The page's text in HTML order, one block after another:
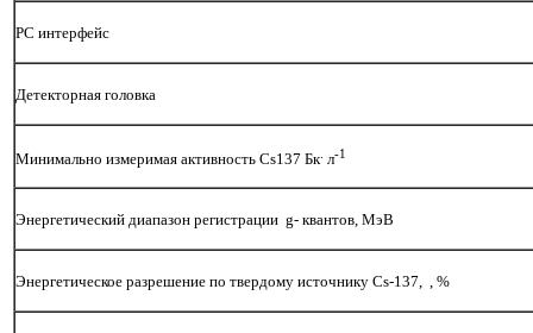
PC интерфейс
Детекторная головка
Минимально измеримая активность Cs137 Бк л-1
Энергетический диапазон регистрации g- квантов, MэВ
Энергетическое разрешение по твердому источнику Cs-137, , %